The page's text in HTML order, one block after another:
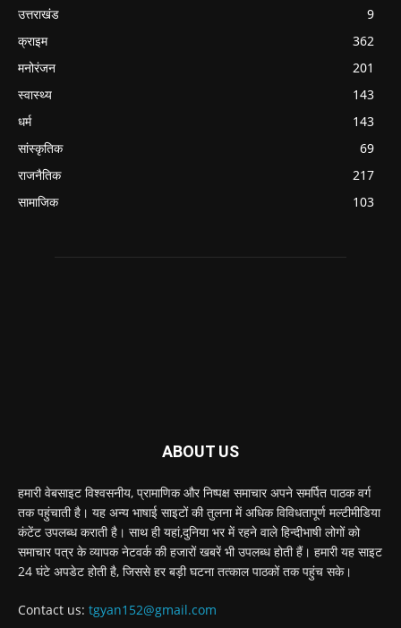
उत्तराखंड
9
क्राइम
362
मनोरंजन
201
स्वास्थ्य
143
धर्म
143
सांस्कृतिक
69
राजनैतिक
217
सामाजिक
103
ABOUT US
हमारी वेबसाइट विश्वसनीय, प्रामाणिक और निष्पक्ष समाचार अपने समर्पित पाठक वर्ग
तक पहुंचाती है। यह अन्य भाषाई साइटों की तुलना में अधिक विविधतापूर्ण मल्टीमीडिया
कंटेंट उपलब्ध कराती है। साथ ही यहां,दुनिया भर में रहने वाले हिन्दीभाषी लोगों को
समाचार पत्र के व्यापक नेटवर्क की हजारों खबरें भी उपलब्ध होती हैं। हमारी यह साइट
24 घंटे अपडेट होती है, जिससे हर बड़ी घटना तत्काल पाठकों तक पहुंच सके।
Contact us: tgyan152@gmail.com